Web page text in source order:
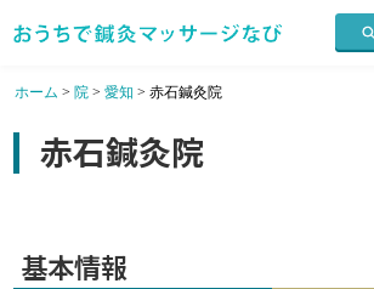
ホーム > 院> 愛知 > 赤石鍼灸院
赤石鍼灸院
基本情報